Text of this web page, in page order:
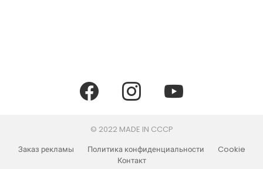
facebook instagram youtube
© 2022 MADE IN CCCP
Заказ рекламы
Политика конфиденциальности
Cookie
Контакт